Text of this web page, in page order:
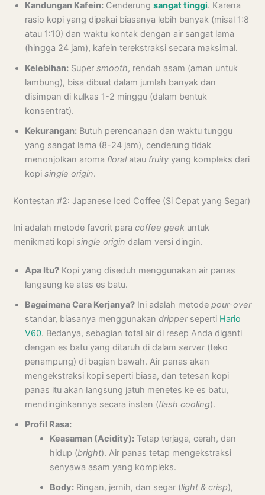
Kandungan Kafein: Cenderungsangat tinggi. Karena
rasio kopi yang dipakai biasanya lebih banyak (misal 1:8
atau 1:10) dan waktu kontak dengan air sangat lama
(hingga 24 jam), kafein terekstraksi secara maksimal.
Kelebihan: Supersmooth, rendah asam (aman untuk
lambung), bisa dibuat dalam jumlah banyak dan
disimpan di kulkas 1-2 minggu (dalam bentuk
konsentrat).
Kekurangan: Butuh perencanaan dan waktu tunggu
yang sangat lama (8-24 jam), cenderung tidak
menonjolkan aroma floralatau fruity yang kompleks dari
kopisingle origin.
Kontestan #2: Japanese Iced Coffee (Si Cepat yang Segar)
Ini adalah metode favorit paracoffee geek untuk
menikmati kopisingle origin dalam versi dingin.
Apa Itu? Kopi yang diseduh menggunakan air panas
langsung ke atas es batu.
Bagaimana Cara Kerjanya? Ini adalah metodepour-over
standar, biasanya menggunakandripperseperti Hario
V60. Bedanya, sebagian total air di resep Anda diganti
dengan es batu yang ditaruh di dalamserver(teko
penampung) di bagian bawah. Air panas akan
mengekstraksi kopi seperti biasa, dan tetesan kopi
panas itu akan langsung jatuh menetes ke es batu,
mendinginkannya secara instan (flash cooling).
Profil Rasa:
Keasaman (Acidity): Tetap terjaga, cerah, dan
hidup (bright). Air panas tetap mengekstraksi
senyawa asam yang kompleks.
Body: Ringan, jernih, dan segar (light & crisp),